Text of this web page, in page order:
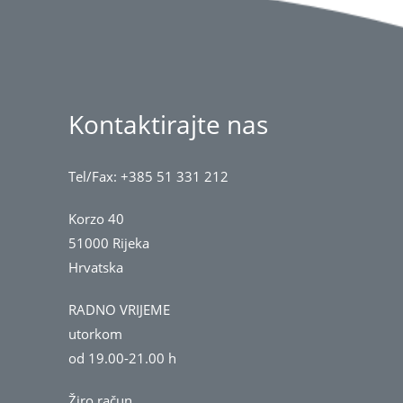
Kontaktirajte nas
Tel/Fax: +385 51 331 212
Korzo 40
51000 Rijeka
Hrvatska
RADNO VRIJEME
utorkom
od 19.00-21.00 h